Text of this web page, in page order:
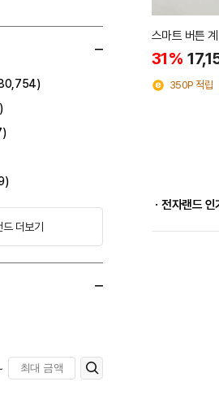
드 더보기
스마트 버튼
31%
350P 적립
ㆍ전자랜드 인